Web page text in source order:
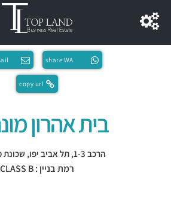
share WA
copy url
בית אהרון
הרכב 1-3, תל אביב יפו, שכונת
רמת בניין : CLASS B